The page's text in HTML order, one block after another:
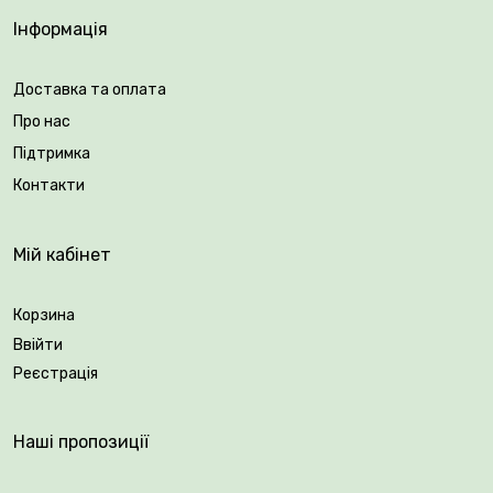
Інформація
Доставка та оплата
Про нас
Підтримка
Контакти
Мій кабінет
Корзина
Ввійти
Реєстрація
Наші пропозиції